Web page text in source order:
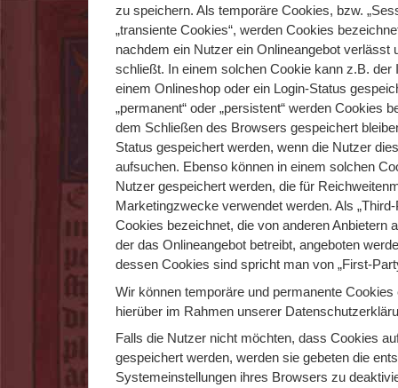
zu speichern. Als temporäre Cookies, bzw.
„transiente Cookies“, werden Cookies
nachdem ein Nutzer ein Onlineangebot verlässt
schließt. In einem solchen Cookie kann z.B. der
einem Onlineshop oder ein Login-Status
„permanent“ oder „persistent“ werden Cookies
dem Schließen des Browsers gespeichert
Status gespeichert werden, wenn die Nutzer
aufsuchen. Ebenso können in einem solchen
Nutzer gespeichert werden, die für
Marketingzwecke verwendet werden. Als
Cookies bezeichnet, die von anderen Anbietern
der das Onlineangebot betreibt, angeboten
dessen Cookies sind spricht man von „First-
Wir können temporäre und permanente
hierüber im Rahmen unserer
Falls die Nutzer nicht möchten, dass Cookies
gespeichert werden, werden sie gebeten die
Systemeinstellungen ihres Browsers zu